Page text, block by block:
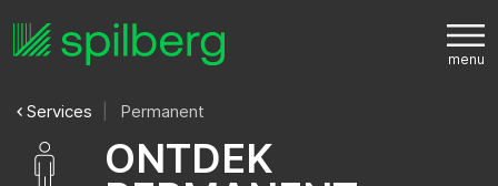
Services Permanent
ONTDEK